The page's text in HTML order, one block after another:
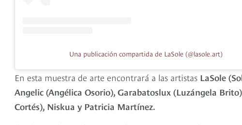
Una publicación compartida de LaSole (@lasole.art)
En esta muestra de arte encontrará a las artistas LaSole
Angelic (Angélica Osorio), Garabatoslux (Luzángela
Cortés), Niskua y Patricia Martínez.